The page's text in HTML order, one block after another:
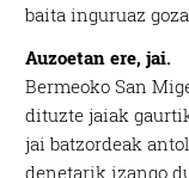
baita inguruaz
Auzoetan ere, jai.
Bermeoko San
dituzte jaiak
jai batzordeak
denetarik izango